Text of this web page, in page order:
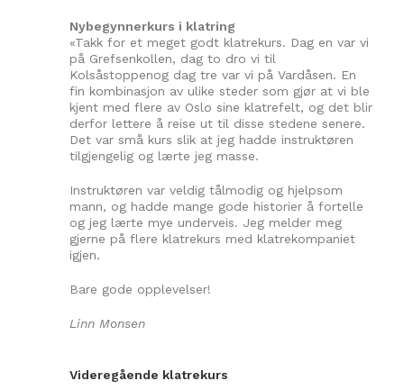
Nybegynnerkurs i klatring
«Takk for et meget godt klatrekurs. Dag en var vi
på Grefsenkollen, dag to dro vi til
Kolsåstoppenog dag tre var vi på Vardåsen. En
fin kombinasjon av ulike steder som gjør at vi ble
kjent med flere av Oslo sine klatrefelt, og det blir
derfor lettere å reise ut til disse stedene senere.
Det var små kurs slik at jeg hadde instruktøren
tilgjengelig og lærte jeg masse.
Instruktøren var veldig tålmodig og hjelpsom
mann, og hadde mange gode historier å fortelle
og jeg lærte mye underveis. Jeg melder meg
gjerne på flere klatrekurs med klatrekompaniet
igjen.
Bare gode opplevelser!
Linn Monsen
Videregående klatrekurs